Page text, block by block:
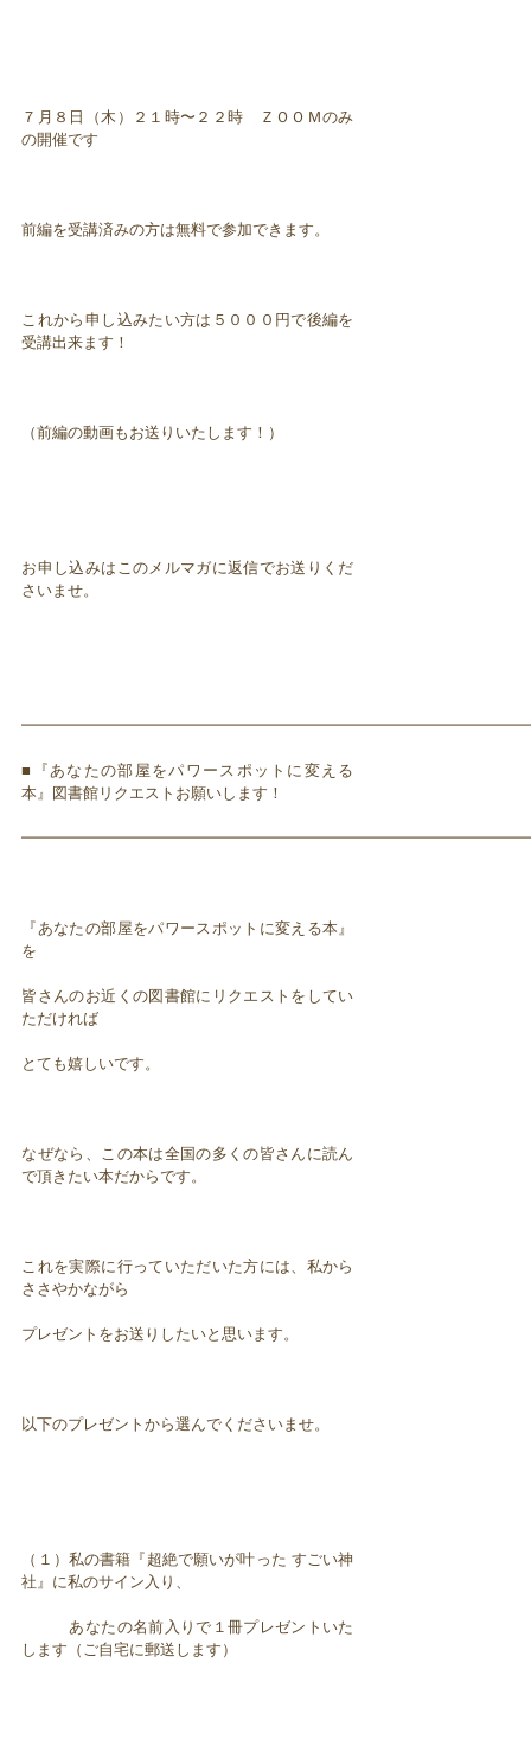
７月８日（木）２１時〜２２時 ＺＯＯＭのみ
の開催です
前編を受講済みの方は無料で参加できます。
これから申し込みたい方は５０００円で後編を
受講出来ます！
（前編の動画もお送りいたします！）
お申し込みはこのメルマガに返信でお送りくだ
さいませ。
■『あなたの部屋をパワースポットに変える
本』図書館リクエストお願いします！
『あなたの部屋をパワースポットに変える本』
を
皆さんのお近くの図書館にリクエストをしてい
ただければ
とても嬉しいです。
なぜなら、この本は全国の多くの皆さんに読ん
で頂きたい本だからです。
これを実際に行っていただいた方には、私から
ささやかながら
プレゼントをお送りしたいと思います。
以下のプレゼントから選んでくださいませ。
（１）私の書籍『超絶で願いが叶った すごい神
社』に私のサイン入り、
あなたの名前入りで１冊プレゼントいた
します（ご自宅に郵送します）